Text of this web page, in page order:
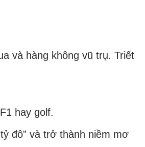
và hàng không vũ trụ. Triết
hay golf.
đô” và trở thành niềm mơ